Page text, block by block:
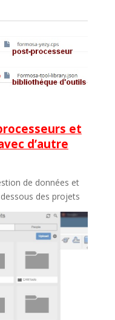
et
d’autre
de données et
des projets